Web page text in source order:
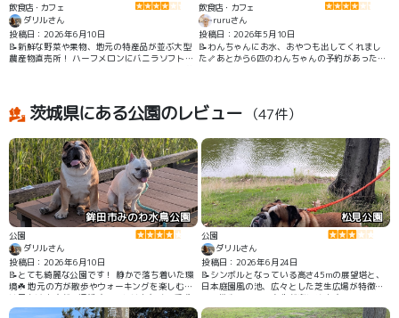
飲食店・カフェ
ダリルさん
投稿日：2026年6月10日
📝新鮮な野菜や果物、地元の特産品が並ぶ大型
農産物直売所！ ハーフメロンにバニラソフトが
飲食店・カフェ
ruruさん
投稿日：2026年5月10日
📝わんちゃんにお水、おやつも出してくれまし
た🦴あとから6匹のわんちゃんの予約があったよ
ゃん飼われてるみたいでわんちゃんに対してフ
レンドリーでした。予約したほうがいいとおも
茨城県にある公園のレビュー （47件）
鉾田市みのわ水鳥公園
公園
ダリルさん
投稿日：2026年6月10日
📝とても綺麗な公園です！ 静かで落ち着いた環
境☘️ 地元の方が散歩やウォーキングを楽しむ姿
は見かけますが、混雑することは少なく、愛犬
もマイペースに歩けました！
松見公園
公園
ダリルさん
投稿日：2026年6月24日
📝シンボルとなっている高さ45mの展望塔と、
日本庭園風の池、広々とした芝生広場が特徴
で、散歩コースの変化が楽しめます🌱